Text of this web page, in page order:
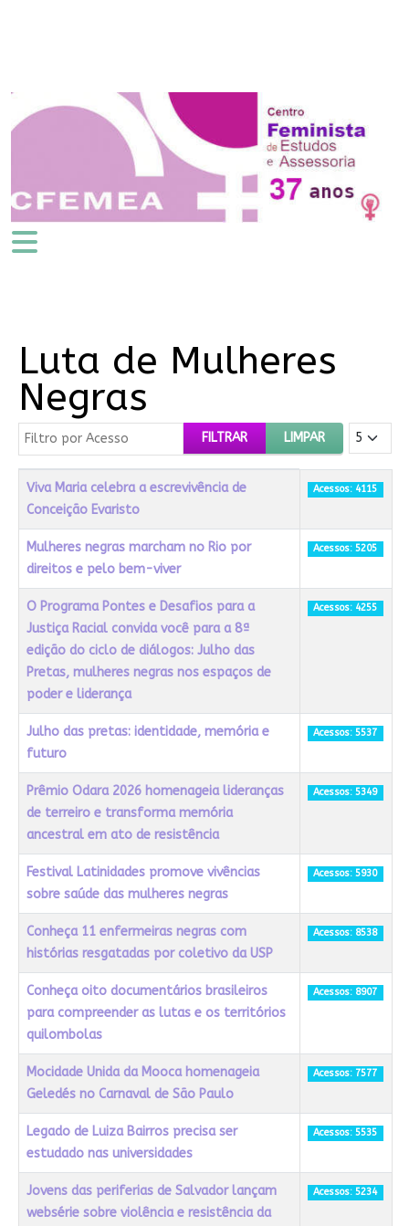
Luta de Mulheres
Negras
Filtro por Acesso FILTRAR LIMPAR Mostrar #
Título Acessos
Viva Maria celebra a escrevivência de
Conceição Evaristo
Acessos: 4115
Mulheres negras marcham no Rio por
direitos e pelo bem-viver
Acessos: 5205
O Programa Pontes e Desafios para a
Justiça Racial convida você para a 8ª
edição do ciclo de diálogos: Julho das
Pretas, mulheres negras nos espaços de
poder e liderança
Acessos: 4255
Julho das pretas: identidade, memória e
futuro
Acessos: 5537
Prêmio Odara 2026 homenageia lideranças
de terreiro e transforma memória
ancestral em ato de resistência
Acessos: 5349
Festival Latinidades promove vivências
sobre saúde das mulheres negras
Acessos: 5930
Conheça 11 enfermeiras negras com
histórias resgatadas por coletivo da USP
Acessos: 8538
Conheça oito documentários brasileiros
para compreender as lutas e os territórios
quilombolas
Acessos: 8907
Mocidade Unida da Mooca homenageia
Geledés no Carnaval de São Paulo
Acessos: 7577
Legado de Luiza Bairros precisa ser
estudado nas universidades
Acessos: 5535
Jovens das periferias de Salvador lançam
websérie sobre violência e resistência da
Acessos: 5234